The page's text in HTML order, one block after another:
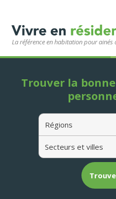
La référence en habitation pour ainés
Régions
Secteurs et villes
Trouver la